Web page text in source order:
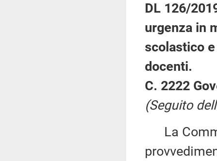
DL 126/
urgenza in
scolastico
docenti.
C. 2222
(Seguito
La